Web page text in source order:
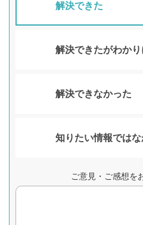
解決できた
解決できたがわか
解決できなかった
知りたい情報ではな
ご意見・ご感想を